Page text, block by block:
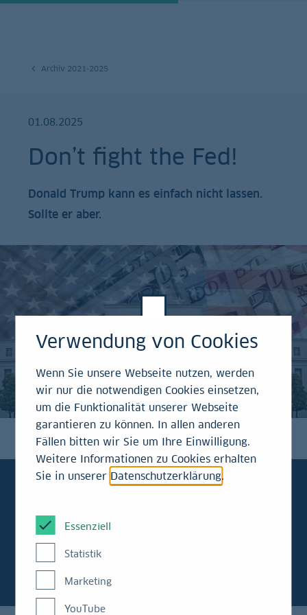
Archiv 2021-2025
01.08.2025
Don’t fight the Fed!
Donald Trump kann es einfach nicht lassen.
Sollte er aber.
Kraemers
Verwendung von Cookies
Wenn Sie unsere Webseite nutzen, werden
wir nur die notwendigen Cookies einsetzen,
um die Funktionalität unserer Webseite
garantieren zu können. In allen anderen
Fällen bitten wir Sie um Ihre Einwilligung.
Weitere Informationen zu Cookies erhalten
Sie in unserer Datenschutzerklärung.
Essenziell
Statistik
Marketing
YouTube